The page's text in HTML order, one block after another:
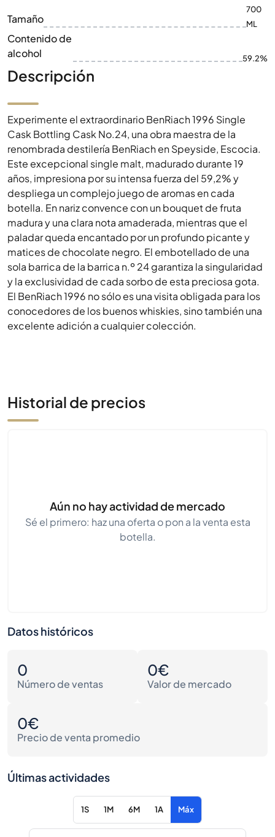
Tamaño
700
ML
Contenido de
alcohol
59.2%
Descripción
Experimente el extraordinario BenRiach 1996 Single
Cask Bottling Cask No.24, una obra maestra de la
renombrada destilería BenRiach en Speyside, Escocia.
Este excepcional single malt, madurado durante 19
años, impresiona por su intensa fuerza del 59,2% y
despliega un complejo juego de aromas en cada
botella. En nariz convence con un bouquet de fruta
madura y una clara nota amaderada, mientras que el
paladar queda encantado por un profundo picante y
matices de chocolate negro. El embotellado de una
sola barrica de la barrica n.º 24 garantiza la singularidad
y la exclusividad de cada sorbo de esta preciosa gota.
El BenRiach 1996 no sólo es una visita obligada para los
conocedores de los buenos whiskies, sino también una
excelente adición a cualquier colección.
Historial de precios
Aún no hay actividad de mercado
Sé el primero: haz una oferta o pon a la venta esta
botella.
Datos históricos
0
Número de ventas
0€
Valor de mercado
0€
Precio de venta promedio
Últimas actividades
1S 1M 6M 1A Máx